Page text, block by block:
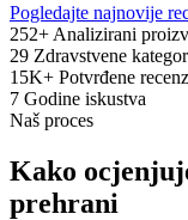
Pogledajte najnovije
252+ Analizirani
29 Zdravstvene
15K+ Potvrđene
7 Godine iskustva
Naš proces
Kako
prehrani